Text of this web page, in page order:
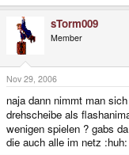
sTorm009
Member
Nov 29, 2006
naja dann nimmt man
drehscheibe als
wenigen spielen ? gabs
die auch alle im netz :huh: